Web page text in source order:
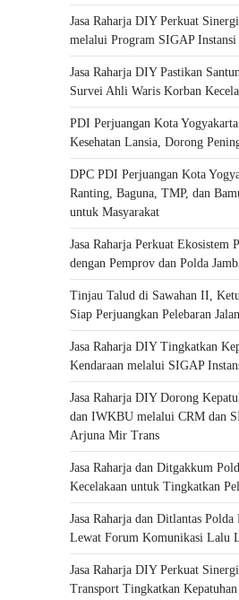
Jasa Raharja DIY Perkuat
melalui Program SIGAP Instansi
Jasa Raharja DIY Pastikan
Survei Ahli Waris Korban
PDI Perjuangan Kota
Kesehatan Lansia, Dorong
DPC PDI Perjuangan Kota
Ranting, Baguna, TMP, dan
untuk Masyarakat
Jasa Raharja Perkuat Ekosistem
dengan Pemprov dan Polda
Tinjau Talud di Sawahan II,
Siap Perjuangkan Pelebaran
Jasa Raharja DIY Tingkatkan
Kendaraan melalui SIGAP
Jasa Raharja DIY Dorong
dan IWKBU melalui CRM dan
Arjuna Mir Trans
Jasa Raharja dan Ditgakkum
Kecelakaan untuk Tingkatkan
Jasa Raharja dan Ditlantas
Lewat Forum Komunikasi Lalu
Jasa Raharja DIY Perkuat
Transport Tingkatkan